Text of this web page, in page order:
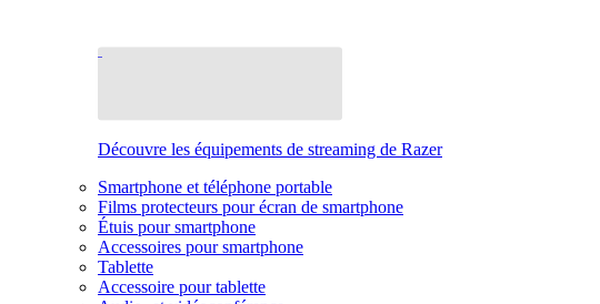
Découvre les équipements de streaming de Razer
Smartphone et téléphone portable
Films protecteurs pour écran de smartphone
Étuis pour smartphone
Accessoires pour smartphone
Tablette
Accessoire pour tablette